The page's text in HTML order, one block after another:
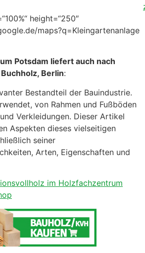
height=“250″
maps?q=Kleingartenanlage
Potsdam liefert auch nach
Berlin:
Bestandteil der Bauindustrie.
von Rahmen und Fußböden
Verkleidungen. Dieser Artikel
Aspekten dieses vielseitigen
seiner
Arten, Eigenschaften und
im Holzfachzentrum